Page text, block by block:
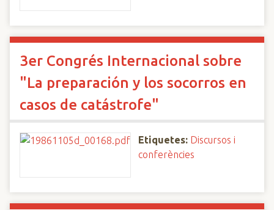
3er Congrés Internacional sobre
"La preparación y los socorros en
casos de catástrofe"
Etiquetes: Discursos i
conferències